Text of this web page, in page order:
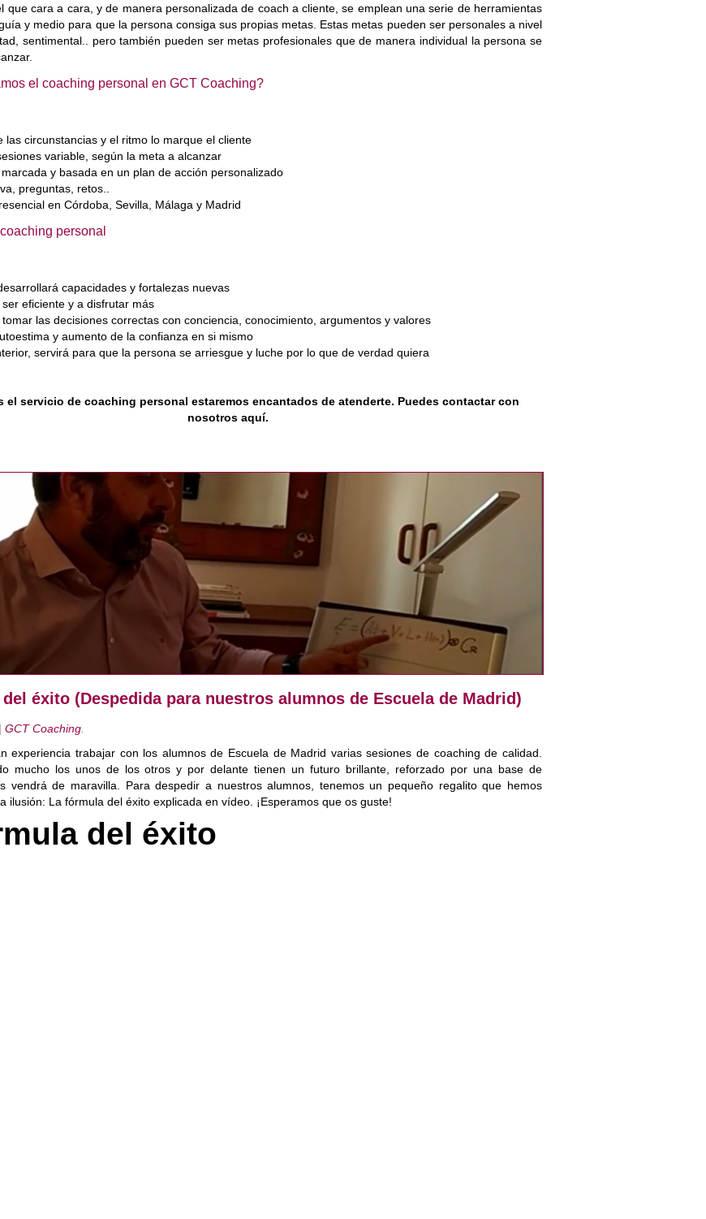
que cara a cara, y de manera personalizada de coach a cliente, se emplean una serie de herramientas
y medio para que la persona consiga sus propias metas. Estas metas pueden ser personales a nivel
sentimental.. pero también pueden ser metas profesionales que de manera individual la persona se
el coaching personal en GCT Coaching?
las circunstancias y el ritmo lo marque el cliente
variable, según la meta a alcanzar
y basada en un plan de acción personalizado
preguntas, retos..
en Córdoba, Sevilla, Málaga y Madrid
personal
capacidades y fortalezas nuevas
eficiente y a disfrutar más
las decisiones correctas con conciencia, conocimiento, argumentos y valores
y aumento de la confianza en si mismo
servirá para que la persona se arriesgue y luche por lo que de verdad quiera
el servicio de coaching personal estaremos encantados de atenderte. Puedes contactar con
nosotros aquí.
éxito (Despedida para nuestros alumnos de Escuela de Madrid)
| GCT Coaching.
experiencia trabajar con los alumnos de Escuela de Madrid varias sesiones de coaching de calidad.
mucho los unos de los otros y por delante tienen un futuro brillante, reforzado por una base de
vendrá de maravilla. Para despedir a nuestros alumnos, tenemos un pequeño regalito que hemos
ilusión: La fórmula del éxito explicada en vídeo. ¡Esperamos que os guste!
del éxito